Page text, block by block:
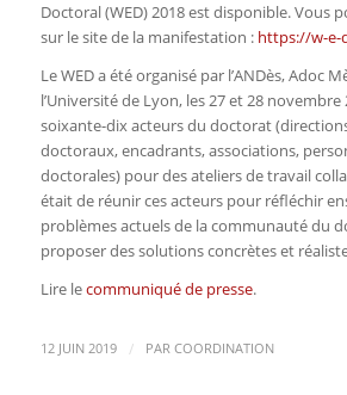
Doctoral (WED) 2018 est disponible. Vous
sur le site de la manifestation : https://w-e-
Le WED a été organisé par l’ANDès, Adoc
l’Université de Lyon, les 27 et 28
soixante-dix acteurs du doctorat (directions
doctoraux, encadrants, associations,
doctorales) pour des ateliers de travail
était de réunir ces acteurs pour réfléchir
problèmes actuels de la communauté du
proposer des solutions concrètes et
Lire lecommuniqué de presse.
12 JUIN 2019 / PAR COORDINATION